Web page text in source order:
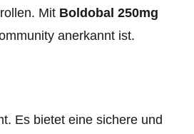
Mit Boldobal 250mg
anerkannt ist.
Es bietet eine sichere und